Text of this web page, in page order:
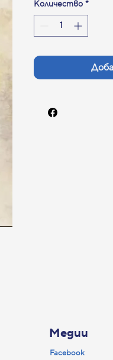
Количество *
Медии
Facebook